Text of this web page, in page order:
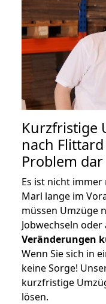
Kurzfristige
nach
Problem dar
Es ist nicht
Marl lange im
müssen Umzüge
Jobwechseln
Veränderungen
Wenn Sie sich in
keine Sorge!
kurzfristige
lösen.